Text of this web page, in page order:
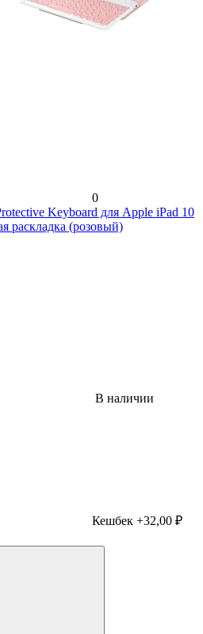
0
Keyboard для Apple iPad 10
раскладка (розовый)
В наличии
Кешбек +32,00 ₽